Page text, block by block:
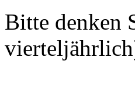
Bitte denken